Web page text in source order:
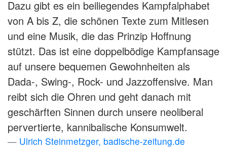
Dazu gibt es ein beiliegendes Kampfalphabet
von A bis Z, die schönen Texte zum Mitlesen
und eine Musik, die das Prinzip Hoffnung
stützt. Das ist eine doppelbödige Kampfansage
auf unsere bequemen Gewohnheiten als
Dada-, Swing-, Rock- und Jazzoffensive. Man
reibt sich die Ohren und geht danach mit
geschärften Sinnen durch unsere neoliberal
pervertierte, kannibalische Konsumwelt.
Ulrich Steinmetzger, badische-zeitung.de